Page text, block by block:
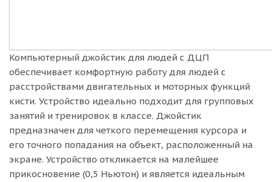
Компьютерный джойстик для людей с ДЦП
обеспечивает комфортную работу для людей с
расстройствами двигательных и моторных функций
кисти. Устройство идеально подходит для групповых
занятий и тренировок в классе. Джойстик
предназначен для четкого перемещения курсора и
его точного попадания на объект, расположенный на
экране. Устройство откликается на малейшее
прикосновение (0,5 Ньютон) и является идеальным